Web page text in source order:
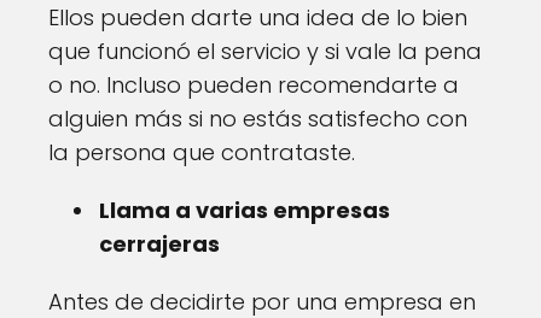
Ellos pueden darte una idea de lo bien
que funcionó el servicio y si vale la pena
o no. Incluso pueden recomendarte a
alguien más si no estás satisfecho con
la persona que contrataste.
Llama a varias empresas
cerrajeras
Antes de decidirte por una empresa en